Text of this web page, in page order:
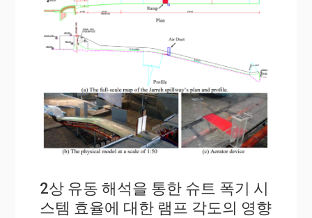
2상 유동 해석을 통한 슈트 폭기 시
스템 효율에 대한 램프 각도의 영향